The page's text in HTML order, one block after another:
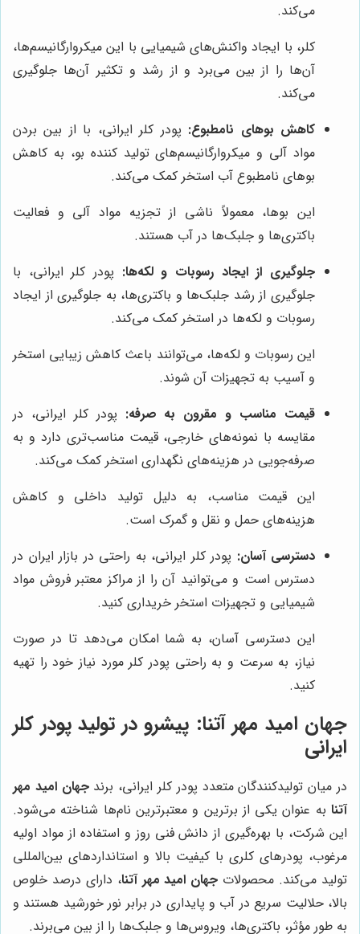
می‌کند.
کلر، با ایجاد واکنش‌های شیمیایی با این میکروارگانیسم‌ها،
آن‌ها را از بین می‌برد و از رشد و تکثیر آن‌ها جلوگیری
می‌کند.
کاهش بوهای نامطبوع: پودر کلر ایرانی، با از بین بردن
مواد آلی و میکروارگانیسم‌های تولید کننده بو، به کاهش
بوهای نامطبوع آب استخر کمک می‌کند.
این بوها، معمولاً ناشی از تجزیه مواد آلی و فعالیت
باکتری‌ها و جلبک‌ها در آب هستند.
جلوگیری از ایجاد رسوبات و لکه‌ها: پودر کلر ایرانی، با
جلوگیری از رشد جلبک‌ها و باکتری‌ها، به جلوگیری از ایجاد
رسوبات و لکه‌ها در استخر کمک می‌کند.
این رسوبات و لکه‌ها، می‌توانند باعث کاهش زیبایی استخر
و آسیب به تجهیزات آن شوند.
قیمت مناسب و مقرون به صرفه: پودر کلر ایرانی، در
مقایسه با نمونه‌های خارجی، قیمت مناسب‌تری دارد و به
صرفه‌جویی در هزینه‌های نگهداری استخر کمک می‌کند.
این قیمت مناسب، به دلیل تولید داخلی و کاهش
هزینه‌های حمل و نقل و گمرک است.
دسترسی آسان: پودر کلر ایرانی، به راحتی در بازار ایران در
دسترس است و می‌توانید آن را از مراکز معتبر فروش مواد
شیمیایی و تجهیزات استخر خریداری کنید.
این دسترسی آسان، به شما امکان می‌دهد تا در صورت
نیاز، به سرعت و به راحتی پودر کلر مورد نیاز خود را تهیه
کنید.
جهان امید مهر آتنا: پیشرو در تولید پودر کلر
ایرانی
در میان تولیدکنندگان متعدد پودر کلر ایرانی، برندجهان امید مهر
آتنا به عنوان یکی از برترین و معتبرترین نام‌ها شناخته می‌شود.
این شرکت، با بهره‌گیری از دانش فنی روز و استفاده از مواد اولیه
مرغوب، پودرهای کلری با کیفیت بالا و استانداردهای بین‌المللی
تولید می‌کند. محصولات جهان امید مهر آتنا، دارای درصد خلوص
بالا، حلالیت سریع در آب و پایداری در برابر نور خورشید هستند و
به طور مؤثر، باکتری‌ها، ویروس‌ها و جلبک‌ها را از بین می‌برند.